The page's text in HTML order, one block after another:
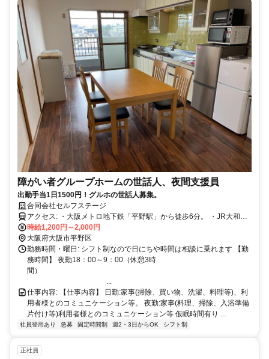
障がい者グループホームの世話人、夜間支援員
出勤手当1日1500円！グルホの世話人募集。
合同会社セルフステージ
アクセス: ・大阪メトロ地下鉄「平野駅」から徒歩6分。 ・JR大和路
時給1,200円～2,000円
大阪府大阪市平野区
勤務時間・曜日: シフト制なので日にちや時間は相談に乗れます 【勤
務時間】 夜勤18：00～9：00（休憩3時
間）
仕事内容: 【仕事内容】 日勤:家事(掃除、買い物、洗濯、料理等)、利
用者様とのコミュニケーション等。 夜勤:家事(料理、掃除、入浴準備
片付け等)利用者様とのコミュニケーション等 仮眠時間有り ...
社員登用あり 急募 固定時間制 週2・3日からOK シフト制
正社員